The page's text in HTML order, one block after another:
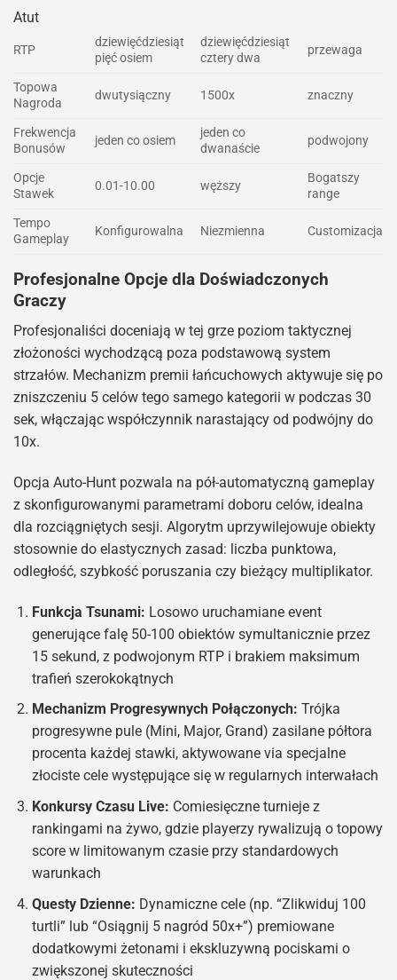
Atut
RTP
dziewięćdziesiąt
pięć osiem
dziewięćdziesiąt
cztery dwa
przewaga
Topowa
Nagroda
dwutysiączny 1500x znaczny
Frekwencja
Bonusów
jeden co osiem
jeden co
dwanaście
podwojony
Opcje
Stawek
0.01-10.00 węższy
Bogatszy
range
Tempo
Gameplay
Konfigurowalna Niezmienna Customizacja
Profesjonalne Opcje dla Doświadczonych
Graczy
Profesjonaliści doceniają w tej grze poziom taktycznej
złożoności wychodzącą poza podstawową system
strzałów. Mechanizm premii łańcuchowych aktywuje się po
zniszczeniu 5 celów tego samego kategorii w podczas 30
sek, włączając współczynnik narastający od podwójny do
10x.
Opcja Auto-Hunt pozwala na pół-automatyczną gameplay
z skonfigurowanymi parametrami doboru celów, idealna
dla rozciągniętych sesji. Algorytm uprzywilejowuje obiekty
stosownie do elastycznych zasad: liczba punktowa,
odległość, szybkość poruszania czy bieżący multiplikator.
Funkcja Tsunami: Losowo uruchamiane event
generujące falę 50-100 obiektów symultanicznie przez
15 sekund, z podwojonym RTP i brakiem maksimum
trafień szerokokątnych
Mechanizm Progresywnych Połączonych: Trójka
progresywne pule (Mini, Major, Grand) zasilane półtora
procenta każdej stawki, aktywowane via specjalne
złociste cele występujące się w regularnych interwałach
Konkursy Czasu Live: Comiesięczne turnieje z
rankingami na żywo, gdzie playerzy rywalizują o topowy
score w limitowanym czasie przy standardowych
warunkach
Questy Dzienne: Dynamiczne cele (np. “Zlikwiduj 100
turtli” lub “Osiągnij 5 nagród 50x+”) premiowane
dodatkowymi żetonami i ekskluzywną pociskami o
zwiększonej skuteczności